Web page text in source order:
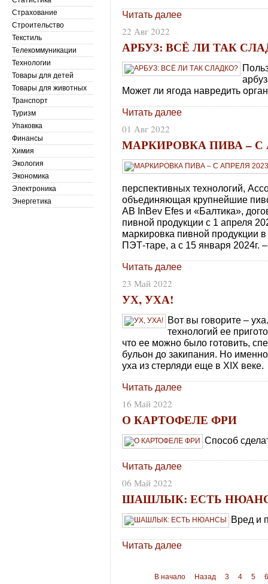
Читать далее
22 Авг 2022
АРБУЗ: ВСЁ ЛИ ТАК
Может ли ягода навредить
Читать далее
01 Авг 2022
МАРКИРОВКА ПИВА – С
перспективных технологий,
объединяющая крупнейшие
AB InBev Efes и «Балтика»,
пивной продукции с 1 апреля
маркировка пивной продукции
ПЭТ-таре, а с 15 января 2024г.
Читать далее
23 Май 2022
УХ, УХА!
Вот вы говорите –
технологий ее
что ее можно было готовить,
бульон до закипания. Но
уха из стерляди еще в XIX веке.
Читать далее
16 Май 2022
О КАРТОФЕЛЕ ФРИ
Способ
Читать далее
06 Май 2022
ШАШЛЫК: ЕСТЬ
Вред и
Читать далее
В начало Назад 3 4 5 6
Страхование
Строительство
Текстиль
Телекоммуникации
Технологии
Товары для детей
Товары для животных
Транспорт
Туризм
Упаковка
Финансы
Химия
Экология
Экономика
Электроника
Энергетика